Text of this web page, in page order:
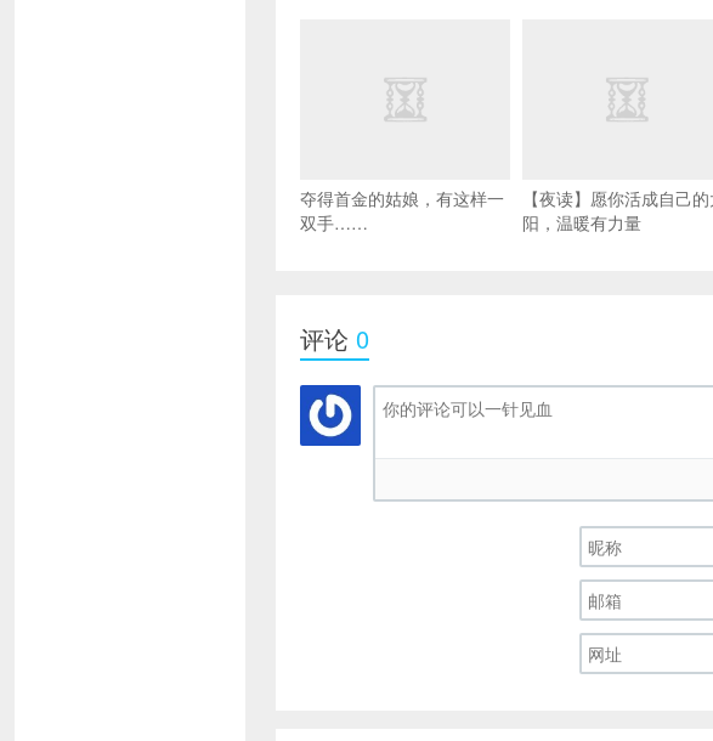
夺得首金的姑娘，有这样一
双手……
【夜读】愿你活成自己
阳，温暖有力量
评论 0